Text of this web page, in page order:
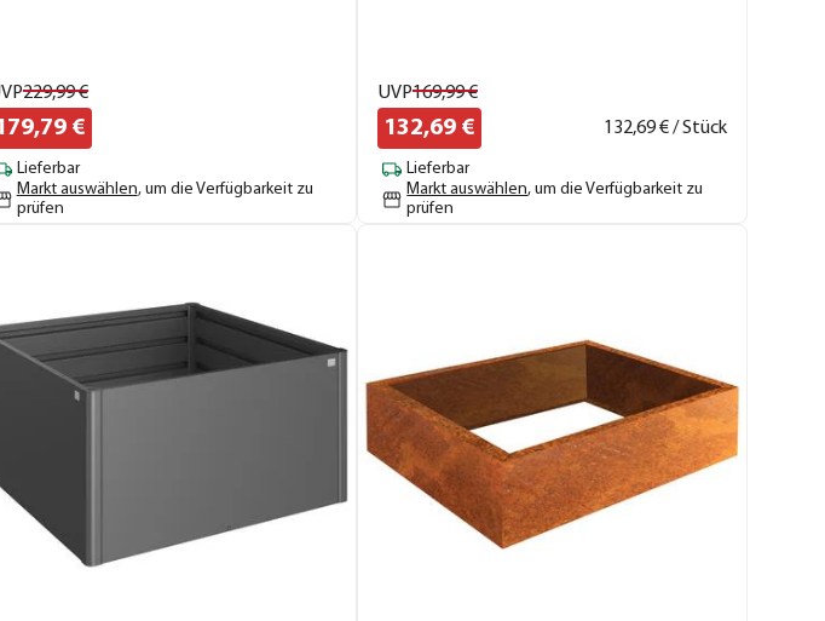
229,99€
79€
Lieferbar
Markt auswählen, um die Verfügbarkeit zu
prüfen
UVP169,99€
132,69 € 132,69€ / Stück
Lieferbar
Markt auswählen, um die Verfügbarkeit zu
prüfen